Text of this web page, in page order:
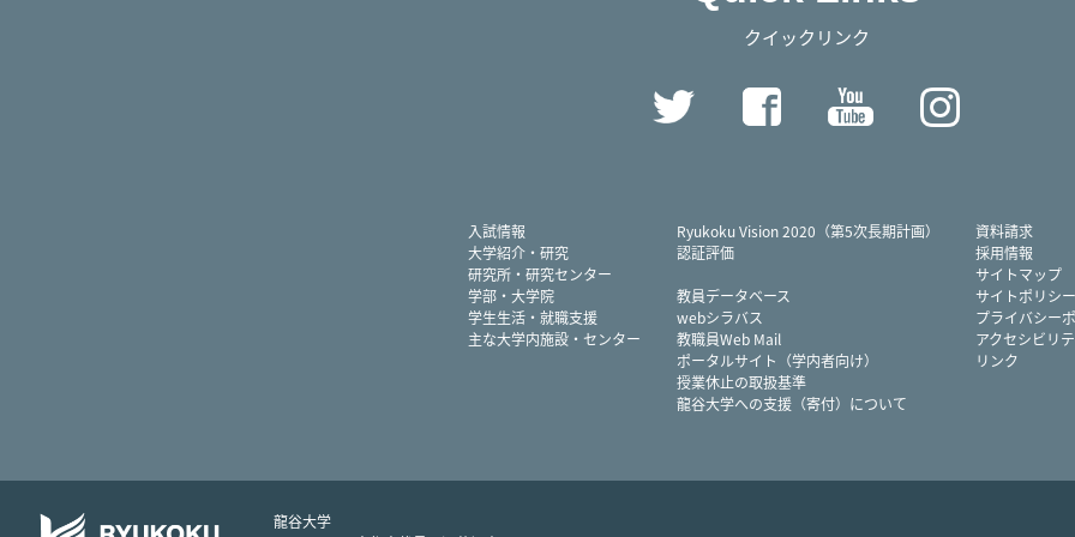
クイックリンク
Twitter FacebookYouTube
入試情報
大学紹介・研究
研究所・研究センター
学部・大学院
学生生活・就職支援
主な大学内施設・センター
Ryukoku Vision 2020（第5次長期計画）
認証評価
教員データベース
webシラバス
教職員Web Mail
ポータルサイト（学内者向け）
授業休止の取扱基準
龍谷大学への支援（寄付）について
資料請求
採用情報
サイトマップ
サイトポリシー
プライバシー
アクセシビリ
リンク
龍谷大学